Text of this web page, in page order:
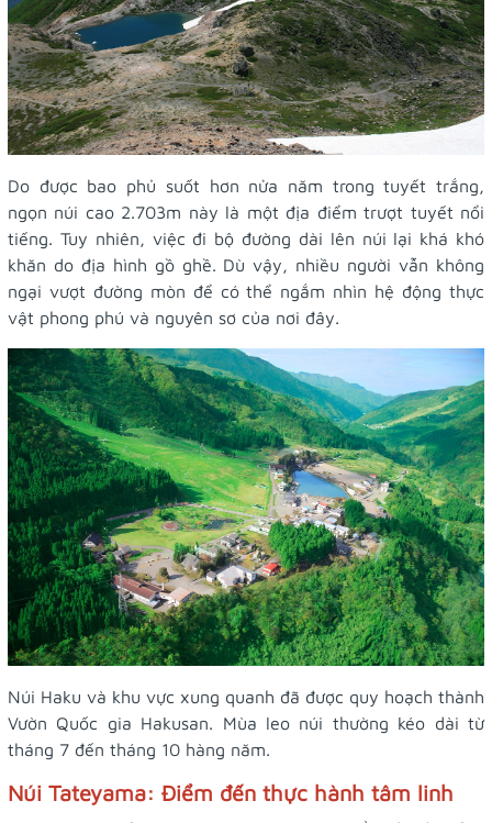
Do được bao phủ suốt hơn nửa năm trong tuyết trắng,
ngọn núi cao 2.703m này là một địa điểm trượt tuyết nổi
tiếng. Tuy nhiên, việc đi bộ đường dài lên núi lại khá khó
khăn do địa hình gồ ghề. Dù vậy, nhiều người vẫn không
ngại vượt đường mòn để có thể ngắm nhìn hệ động thực
vật phong phú và nguyên sơ của nơi đây.
Núi Haku và khu vực xung quanh đã được quy hoạch thành
Vườn Quốc gia Hakusan. Mùa leo núi thường kéo dài từ
tháng 7 đến tháng 10 hàng năm.
Núi Tateyama: Điểm đến thực hành tâm linh